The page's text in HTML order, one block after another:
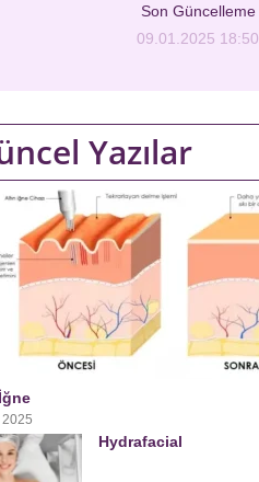
Son Güncelleme
09.01.2025 18:50
Yazılar
2025
Hydrafacial